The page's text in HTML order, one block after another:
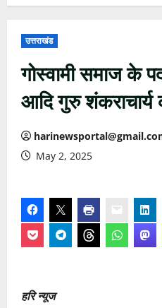
उत्तराखंड
गोस्वामी समाज के
आदि गुरु शंकराचार्य
May 2, 2025
हरि न्यूज